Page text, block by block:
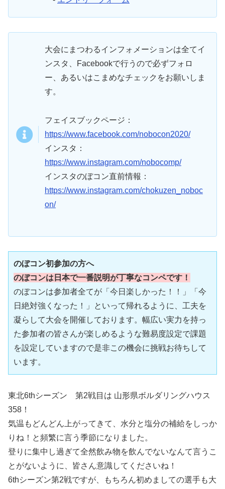
大会にまつわるインフォメーションは全てイ
ンスタ、Facebookで行うので必ずフォロ
ー、あるいはこまめなチェックをお願いしま
す。
フェイスブックページ：
https://www.facebook.com/nobocon2020/
インスタ：
https://www.instagram.com/nobocomp/
インスタのぼコン直前情報：
https://www.instagram.com/chokuzen_noboc
on/
のぼコン初参加の方へ
のぼコンは日本で一番説明が丁寧なコンペです！
のぼコンは参加者全てが「今日楽しかった！！」「今
日絶対強くなった！」といって帰れるように、工夫を
凝らして大会を開催しております。幅広い実力を持っ
た参加者の皆さんが楽しめるような難易度設定で課題
を設定していますので是非この機会に挑戦お待ちして
います。
東北6thシーズン 第2戦目は 山形県ボルダリングハウス
358！
気温もどんどん上がってきて、水分と塩分の補給をしっか
りね！と頻繁に言う季節になりました。
登りに集中し過ぎて全然飲み物を飲んでないなんて言うこ
とがないように、皆さん意識してくださいね！
6thシーズン第2戦ですが、もちろん初めましての選手も大